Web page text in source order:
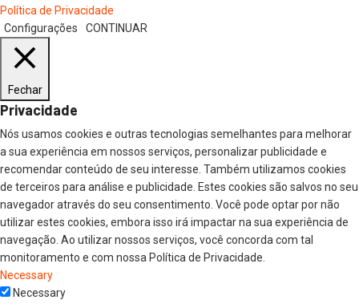
Política de Privacidade
Configurações
CONTINUAR
Fechar
Privacidade
Nós usamos cookies e outras tecnologias semelhantes para melhorar
a sua experiência em nossos serviços, personalizar publicidade e
recomendar conteúdo de seu interesse. Também utilizamos cookies
de terceiros para análise e publicidade. Estes cookies são salvos no seu
navegador através do seu consentimento. Você pode optar por não
utilizar estes cookies, embora isso irá impactar na sua experiência de
navegação. Ao utilizar nossos serviços, você concorda com tal
monitoramento e com nossa Política de Privacidade.
Necessary
Necessary